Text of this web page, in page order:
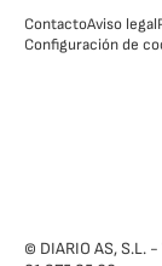
ContactoAviso legal
Configuración de
© DIARIO AS, S.L.